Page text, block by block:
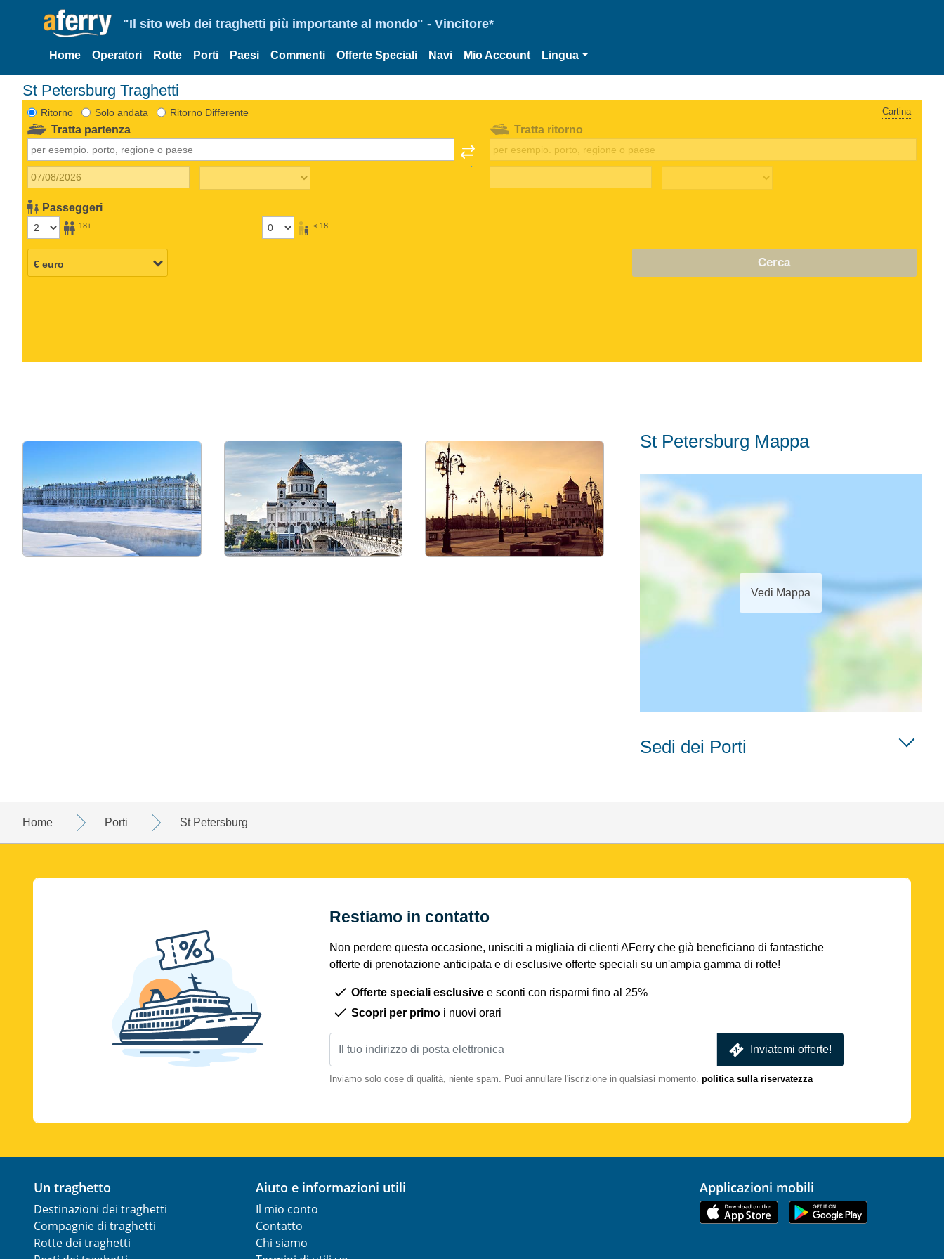
"Il sito web dei traghetti più importante al mondo" - Vincitore*
Home Operatori Rotte Porti Paesi Commenti Offerte Speciali Navi Mio Account Lingua
St Petersburg Traghetti
Ritorno Solo andata Ritorno Differente Cartina
Tratta partenza
Passeggeri
18+ < 18
Tratta ritorno
Cerca
St Petersburg Mappa
Vedi Mappa
Sedi dei Porti
Home Porti St Petersburg
Restiamo in contatto
Non perdere questa occasione, unisciti a migliaia di clienti AFerry che già beneficiano di fantastiche
offerte di prenotazione anticipata e di esclusive offerte speciali su un'ampia gamma di rotte!
Offerte speciali esclusive e sconti con risparmi fino al 25%
Scopri per primo i nuovi orari
Inviatemi offerte!
Inviamo solo cose di qualità, niente spam. Puoi annullare l'iscrizione in qualsiasi momento. politica sulla riservatezza
Un traghetto
Destinazioni dei traghetti
Compagnie di traghetti
Rotte dei traghetti
Aiuto e informazioni utili
Il mio conto
Contatto
Chi siamo
Applicazioni mobili